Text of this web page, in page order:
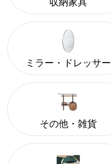
ミラー・ドレッサー
その他・雑貨